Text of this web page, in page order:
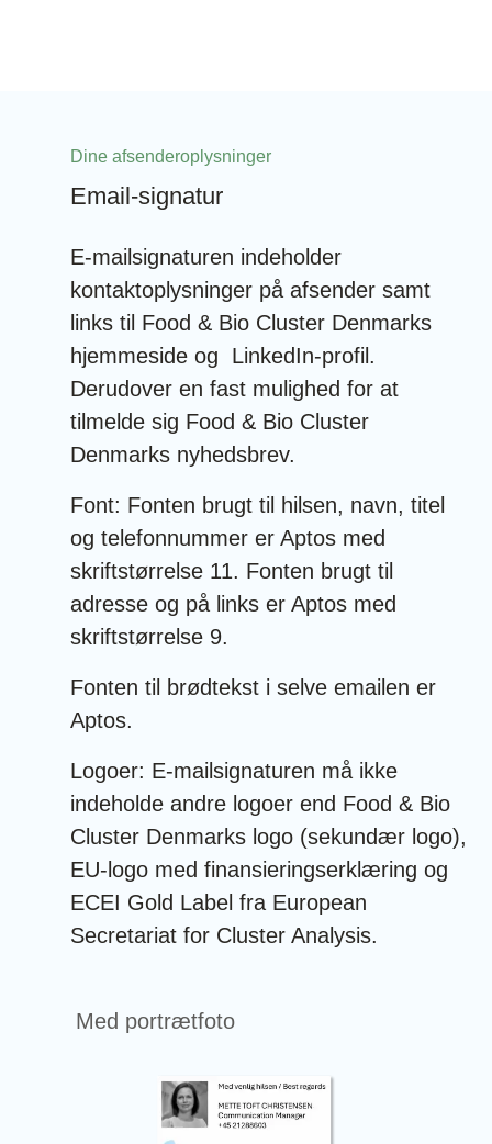
Dine afsenderoplysninger
Email-signatur
E-mailsignaturen indeholder
kontaktoplysninger på afsender samt
links til Food & Bio Cluster Denmarks
hjemmeside og LinkedIn-profil.
Derudover en fast mulighed for at
tilmelde sig Food & Bio Cluster
Denmarks nyhedsbrev.
Font: Fonten brugt til hilsen, navn, titel
og telefonnummer er Aptos med
skriftstørrelse 11. Fonten brugt til
adresse og på links er Aptos med
skriftstørrelse 9.
Fonten til brødtekst i selve emailen er
Aptos.
Logoer: E-mailsignaturen må ikke
indeholde andre logoer end Food & Bio
Cluster Denmarks logo (sekundær logo),
EU-logo med finansieringserklæring og
ECEI Gold Label fra European
Secretariat for Cluster Analysis.
Med portrætfoto